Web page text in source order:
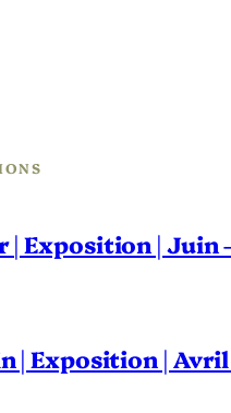
| Exposition |
| Exposition |